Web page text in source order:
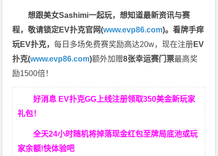
想跟美女Sashimi一起玩，想知道最新资讯与赛
程，敬请锁定EV扑克官网(www.evp86.com)。看牌手痒
玩EV扑克，每日多场免费赛奖励高达20w，现在注册EV
扑克(www.evp86.com)额外加赠8张幸运赛门票最高奖
励1500倍！
好消息 EV扑克GG上线注册领取350美金新玩家
礼包！
全天24小时随机将掉落现金红包至牌局底池或玩
家余额!快体验吧